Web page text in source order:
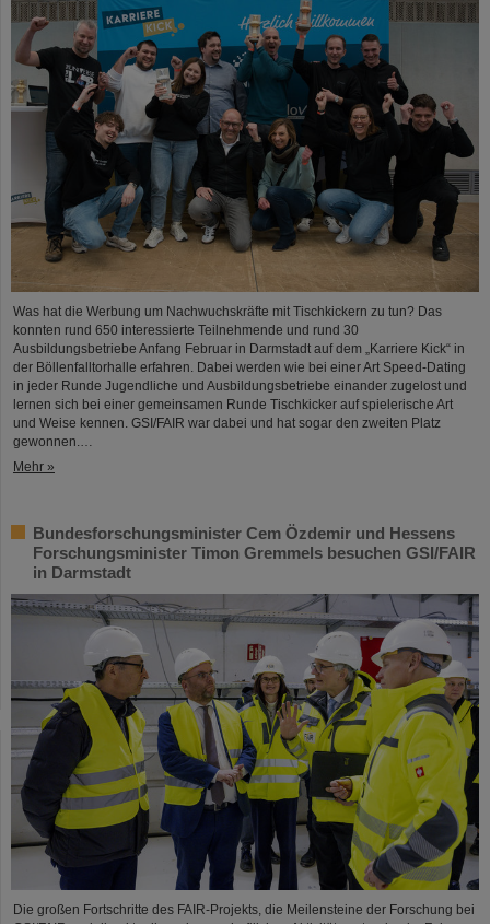
Was hat die Werbung um Nachwuchskräfte mit Tischkickern zu tun? Das
konnten rund 650 interessierte Teilnehmende und rund 30
Ausbildungsbetriebe Anfang Februar in Darmstadt auf dem „Karriere Kick“ in
der Böllenfalltorhalle erfahren. Dabei werden wie bei einer Art Speed-Dating
in jeder Runde Jugendliche und Ausbildungsbetriebe einander zugelost und
lernen sich bei einer gemeinsamen Runde Tischkicker auf spielerische Art
und Weise kennen. GSI/FAIR war dabei und hat sogar den zweiten Platz
gewonnen.…
Mehr »
Bundesforschungsminister Cem Özdemir und Hessens
Forschungsminister Timon Gremmels besuchen GSI/FAIR
in Darmstadt
Die großen Fortschritte des FAIR-Projekts, die Meilensteine der Forschung bei